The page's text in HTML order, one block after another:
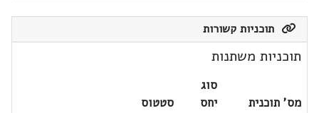
תוכניות קשורות
תוכניות משתנות
מס' תוכנית
סוג
יחס
סטטוס